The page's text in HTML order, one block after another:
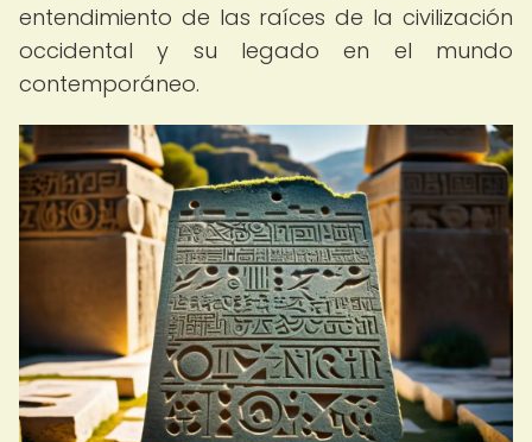
entendimiento de las raíces de la civilización
occidental y su legado en el mundo
contemporáneo.